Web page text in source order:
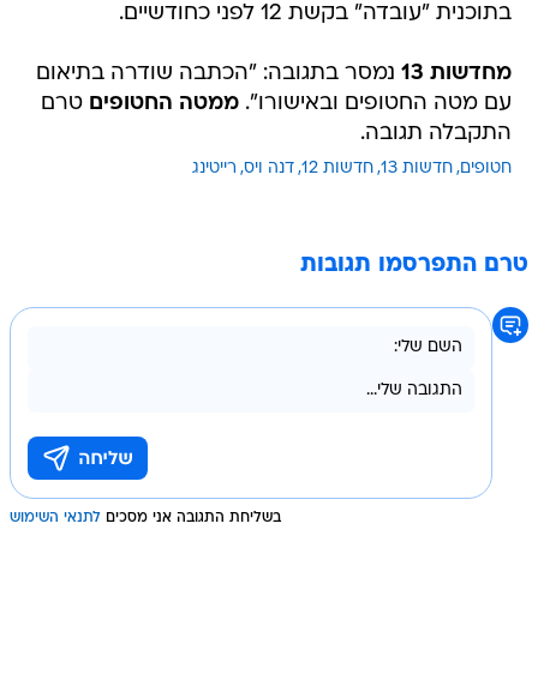
מחדשות 13
נמסר בתגובה: "הכתבה שודרה בתיאום
התקבלה תגובה.
חטופים חדשות 13 חדשות 12 דנה ויס רייטינג
בשליחת התגובה אני מסכים לתנאי השימוש